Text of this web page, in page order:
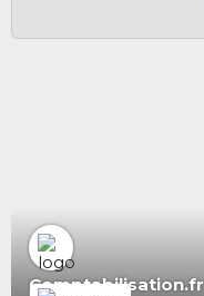
Comptabilisation.fr